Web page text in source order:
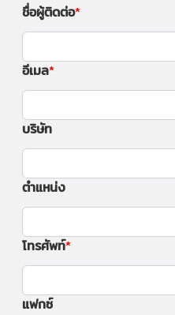
ชื่อผู้ติดต่อ
อีเมล
บริษัท
ตำแหน่ง
โทรศัพท์
แฟกซ์